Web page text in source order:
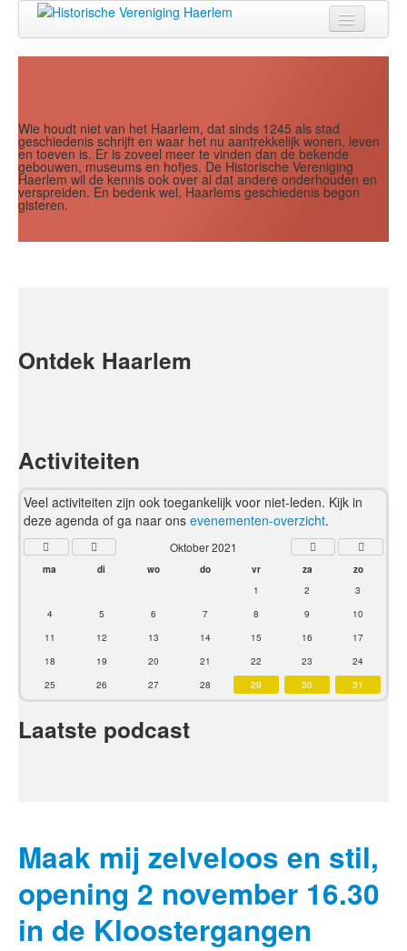
Zien
Lezen
Over ons
Wie houdt niet van het Haarlem, dat sinds 1245 als stad
geschiedenis schrijft en waar het nu aantrekkelijk wonen, leven
en toeven is. Er is zoveel meer te vinden dan de bekende
gebouwen, museums en hofjes. De Historische Vereniging
Haerlem wil de kennis ook over al dat andere onderhouden en
verspreiden. En bedenk wel, Haarlems geschiedenis begon
gisteren.
Ontdek Haarlem
Activiteiten
Veel activiteiten zijn ook toegankelijk voor niet-leden. Kijk in
deze agenda of ga naar ons evenementen-overzicht.
Jaar Maand Jaar
Maand
Oktober 2021
ma di wo do vr za
zo
1
2
3
4
5 6 7 8 9
10
11
12 13 14 15 16
17
18
19 20 21 22 23
24
25
26 27 28 29 30 31
Laatste podcast
Maak mij zelveloos en stil,
opening 2 november 16.30
in de Kloostergangen